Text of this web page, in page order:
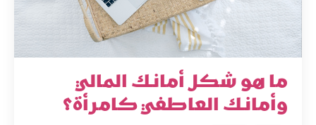
ما هو شكل أمانك المالي
وأمانك العاطفي كامرأة؟